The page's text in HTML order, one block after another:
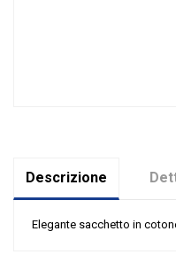
Descrizione
Elegante sacchetto in